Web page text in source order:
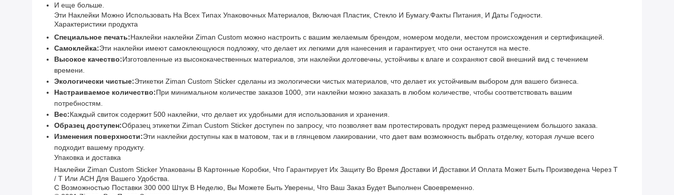
И еще больше.
Эти Наклейки Можно Использовать На Всех Типах Упаковочных Материалов, Включая Пластик, Стекло И Бумагу.факты Питания, И Даты Годности.
Характеристики продукта
Специальное печать:Наклейки наклейки Ziman Custom можно настроить с вашим желаемым брендом, номером модели, местом происхождения и сертификацией.
Самоклейка:Эти наклейки имеют самоклеющуюся подложку, что делает их легкими для нанесения и гарантирует, что они останутся на месте.
Высокое качество:Изготовленные из высококачественных материалов, эти наклейки долговечны, устойчивы к влаге и сохраняют свой внешний вид с течением
времени.
Экологически чистые:Этикетки Ziman Custom Sticker сделаны из экологически чистых материалов, что делает их устойчивым выбором для вашего бизнеса.
Настраиваемое количество:При минимальном количестве заказов 1000, эти наклейки можно заказать в любом количестве, чтобы соответствовать вашим
потребностям.
Вес:Каждый свиток содержит 500 наклейки, что делает их удобными для использования и хранения.
Образец доступен:Образец этикетки Ziman Custom Sticker доступен по запросу, что позволяет вам протестировать продукт перед размещением большого заказа.
Изменения поверхности:Эти наклейки доступны как в матовом, так и в глянцевом лакировании, что дает вам возможность выбрать отделку, которая лучше всего
подходит вашему продукту.
Упаковка и доставка
Наклейки Ziman Custom Sticker Упакованы В Картонные Коробки, Что Гарантирует Их Защиту Во Время Доставки И Доставки.и Оплата Может Быть Произведена Через T
/ T Или ACH Для Вашего Удобства.
С Возможностью Поставки 300 000 Штук В Неделю, Вы Можете Быть Уверены, Что Ваш Заказ Будет Выполнен Своевременно.